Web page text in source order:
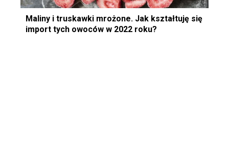
Maliny i truskawki mrożone. Jak kształtuję się
import tych owoców w 2022 roku?